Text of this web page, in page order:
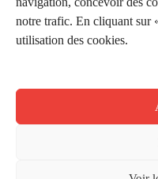
notre trafic. En cliquant sur
utilisation des cookies.
Application